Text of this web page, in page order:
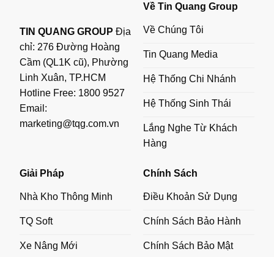
TIN QUANG GROUP Địa
chỉ: 276 Đường Hoàng
Cầm (QL1K cũ), Phường
Linh Xuân, TP.HCM
Hotline Free: 1800 9527
Email:
marketing@tqg.com.vn
Về Tin Quang Group
Về Chúng Tôi
Tin Quang Media
Hệ Thống Chi Nhánh
Hệ Thống Sinh Thái
Lắng Nghe Từ Khách
Hàng
Giải Pháp
Nhà Kho Thông Minh
TQ Soft
Xe Nâng Mới
Chính Sách
Điều Khoản Sử Dụng
Chính Sách Bảo Hành
Chính Sách Bảo Mật